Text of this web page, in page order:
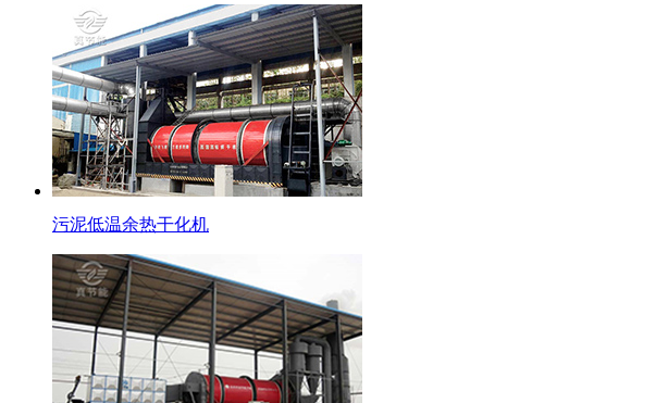
污泥低温余热干化机